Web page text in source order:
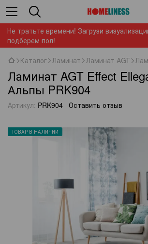
Не тратьте времени! Загрузи
подберем пол!
Каталог Ламинат Ламинат AGT
Ламинат AGT Effect
Альпы PRK904
Артикул: PRK904 Оставить отзыв
ТОВАР В НАЛИЧИИ